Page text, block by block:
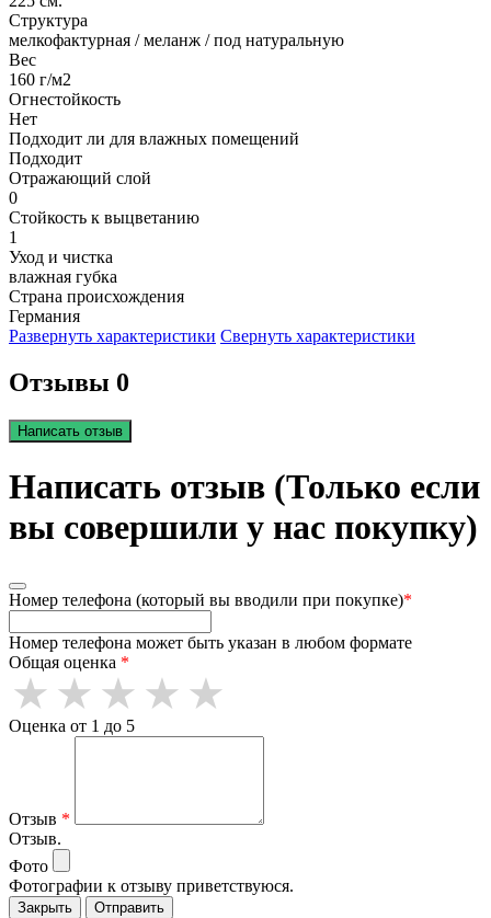
Структура
мелкофактурная / меланж / под натуральную
Вес
160 г/м2
Огнестойкость
Нет
Подходит ли для влажных помещений
Подходит
Отражающий слой
0
Стойкость к выцветанию
1
Уход и чистка
влажная губка
Страна происхождения
Германия
Развернуть характеристики Свернуть характеристики
Отзывы 0
Написать отзыв
Написать отзыв (Только если
вы совершили у нас покупку)
Номер телефона (который вы вводили при покупке)*
Номер телефона может быть указан в любом формате
Общая оценка *
Оценка от 1 до 5
Отзыв *
Отзыв.
Фото
Фотографии к отзыву приветствуюся.
Закрыть Отправить